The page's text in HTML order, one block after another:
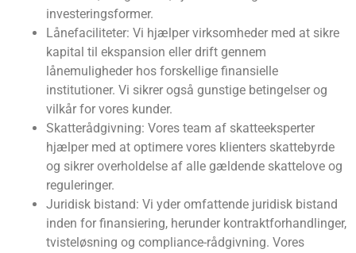
investeringsformer.
Lånefaciliteter: Vi hjælper virksomheder med at sikre
kapital til ekspansion eller drift gennem
lånemuligheder hos forskellige finansielle
institutioner. Vi sikrer også gunstige betingelser og
vilkår for vores kunder.
Skatterådgivning: Vores team af skatteeksperter
hjælper med at optimere vores klienters skattebyrde
og sikrer overholdelse af alle gældende skattelove og
reguleringer.
Juridisk bistand: Vi yder omfattende juridisk bistand
inden for finansiering, herunder kontraktforhandlinger,
tvisteløsning og compliance-rådgivning. Vores